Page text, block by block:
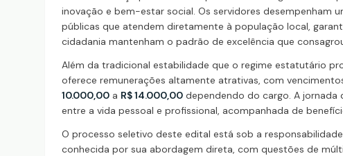
inovação e bem-estar social. Os servidores desempenham
públicas que atendem diretamente à população local,
cidadania mantenham o padrão de excelência que
Além da tradicional estabilidade que o regime estatutário
oferece remunerações altamente atrativas, com
10.000,00 a R$ 14.000,00 dependendo do cargo. A jornada
entre a vida pessoal e profissional, acompanhada de
O processo seletivo deste edital está sob a
conhecida por sua abordagem direta, com questões de